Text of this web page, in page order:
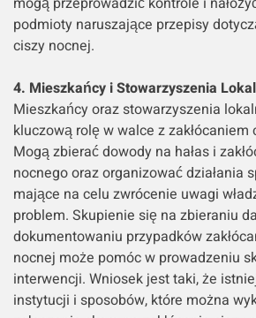
podmioty naruszające przepisy
ciszy nocnej.
4. Mieszkańcy i Stowarzyszenia
Mieszkańcy oraz stowarzyszenia
kluczową rolę w walce z zakłócaniem
Mogą zbierać dowody na hałas i
nocnego oraz organizować działania
mające na celu zwrócenie uwagi
problem. Skupienie się na zbieraniu
dokumentowaniu przypadków
nocnej może pomóc w prowadzeniu
interwencji. Wniosek jest taki, że
instytucji i sposobów, które można